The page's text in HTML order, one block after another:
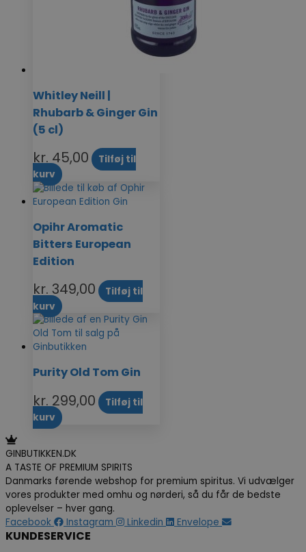
Whitley Neill |
Rhubarb & Ginger Gin
(5 cl)
kr. 45,00
Tilføj til
kurv
Opihr Aromatic
Bitters European
Edition
kr. 349,00
Tilføj til
kurv
Purity Old Tom Gin
kr. 299,00
Tilføj til
kurv
GINBUTIKKEN.DK
A TASTE OF PREMIUM SPIRITS
Danmarks førende webshop for premium spiritus. Vi udvælger
vores produkter med omhu og nørderi, så du får de bedste
oplevelser – hver gang.
Facebook
Instagram Linkedin Envelope
KUNDESERVICE